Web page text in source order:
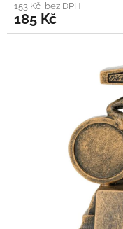
153 Kč bez DPH
185 Kč